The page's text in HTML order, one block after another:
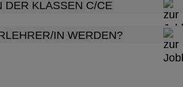
DER KLASSEN C/CE
IN WERDEN?